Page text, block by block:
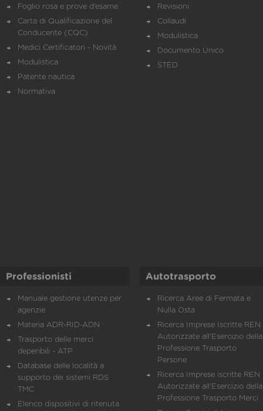
Foglio rosa e prove d’esame
Carta di Qualificazione del
Conducente (CQC)
Medici Certificatori - Novità
Modulistica
Patente nautica
Normativa
Revisioni
Collaudi
Modulistica
Documento Unico
STED
Professionisti
Manuale gestione utenze per
agenzie
Materia ADR-RID-ADN
Trasporto delle merci
deperibili - ATP
Database delle località a
supporto dei sistemi RDS
TMC
Elenco dispositivi di ritenuta
Autotrasporto
Ricerca Aree di Fermata e
Nulla Osta
Ricerca Imprese Iscritte REN
Autorizzate all'Esercizio della
Professione Trasporto
Persone
Ricerca Imprese iscritte REN
Autorizzate all'Esercizio della
Professione Trasporto Merci